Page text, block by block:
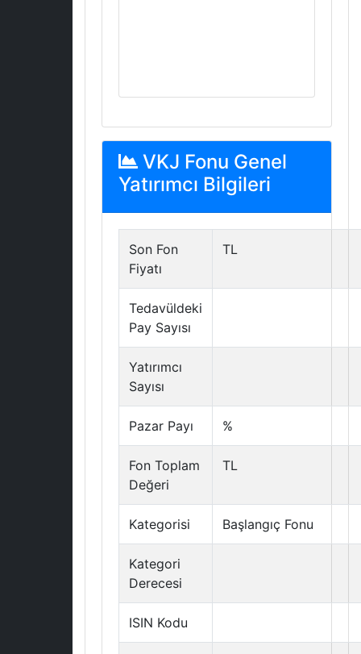
VKJ Fonu Genel
Yatırımcı Bilgileri
Son Fon
Fiyatı
TL
Tedavüldeki
Pay Sayısı
Yatırımcı
Sayısı
Pazar Payı %
Fon Toplam
Değeri
TL
Kategorisi Başlangıç Fonu
Kategori
Derecesi
ISIN Kodu